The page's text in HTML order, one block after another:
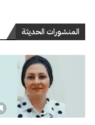
المنشورات الحديثة